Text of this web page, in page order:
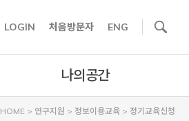
LOGIN 처음방문자 ENG
나의공간
HOME > 연구지원 > 정보이용교육 > 정기교육신청